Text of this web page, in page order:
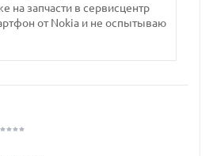
на запчасти в сервисцентр
от Nоkia и не оспытываю